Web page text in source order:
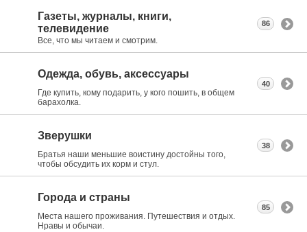
Газеты, журналы, книги,
телевидение
Все, что мы читаем и смотрим.
86
Одежда, обувь, аксессуары
Где купить, кому подарить, у кого пошить, в общем
барахолка.
40
Зверушки
Братья наши меньшие воистину достойны того,
чтобы обсудить их корм и стул.
38
Города и страны
Места нашего проживания. Путешествия и отдых.
Нравы и обычаи.
85